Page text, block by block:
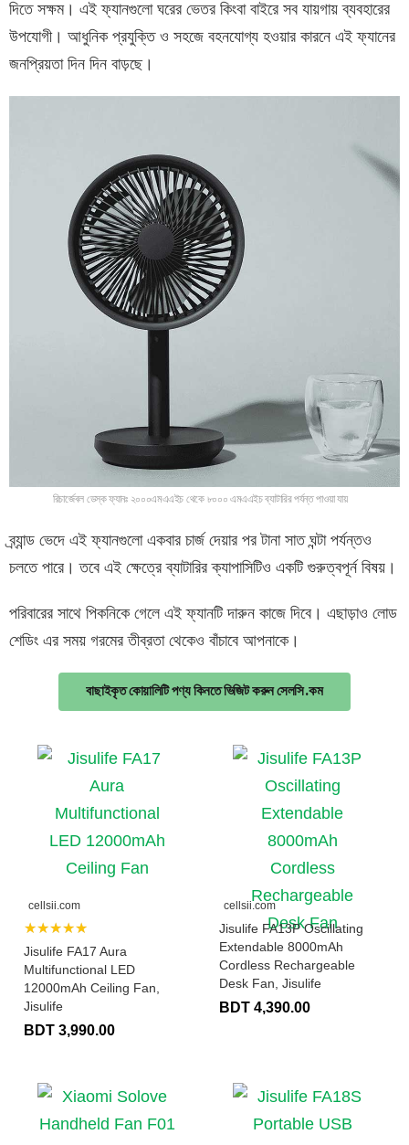
দিতে সক্ষম। এই ফ্যানগুলো ঘরের ভেতর কিংবা বাইরে সব যায়গায় ব্যবহারের
উপযোগী। আধুনিক প্রযুক্তি ও সহজে বহনযোগ্য হওয়ার কারনে এই ফ্যানের
জনপ্রিয়তা দিন দিন বাড়ছে।
রিচার্জেবল ডেস্ক ফ্যানঃ ২০০০এমএএইচ থেকে ৮০০০ এমএএইচ ব্যাটারির পর্যন্ত পাওয়া যায়
ব্র্যান্ড ভেদে এই ফ্যানগুলো একবার চার্জ দেয়ার পর টানা সাত ঘন্টা পর্যন্তও
চলতে পারে। তবে এই ক্ষেত্রে ব্যাটারির ক্যাপাসিটিও একটি গুরুত্বপূর্ন বিষয়।
পরিবারের সাথে পিকনিকে গেলে এই ফ্যানটি দারুন কাজে দিবে। এছাড়াও লোড
শেডিং এর সময় গরমের তীব্রতা থেকেও বাঁচাবে আপনাকে।
বাছাইকৃত কোয়ালিটি পণ্য কিনতে ভিজিট করুন সেলসি.কম
cellsii.com
★★★★★
Jisulife FA17 Aura
Multifunctional LED
12000mAh Ceiling Fan,
Jisulife
BDT 3,990.00
cellsii.com
Jisulife FA13P Oscillating
Extendable 8000mAh
Cordless Rechargeable
Desk Fan, Jisulife
BDT 4,390.00